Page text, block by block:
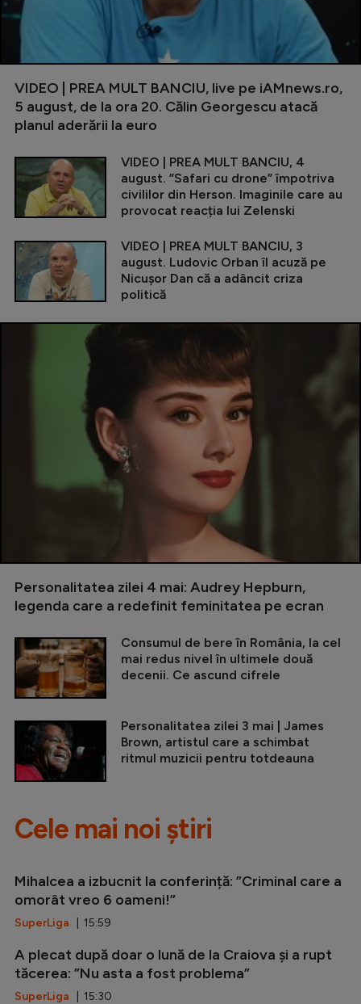
VIDEO | PREA MULT BANCIU, live pe iAMnews.ro,
5 august, de la ora 20. Călin Georgescu atacă
planul aderării la euro
VIDEO | PREA MULT BANCIU, 4
august. ”Safari cu drone” împotriva
civililor din Herson. Imaginile care au
provocat reacția lui Zelenski
VIDEO | PREA MULT BANCIU, 3
august. Ludovic Orban îl acuză pe
Nicușor Dan că a adâncit criza
politică
Personalitatea zilei 4 mai: Audrey Hepburn,
legenda care a redefinit feminitatea pe ecran
Consumul de bere în România, la cel
mai redus nivel în ultimele două
decenii. Ce ascund cifrele
Personalitatea zilei 3 mai | James
Brown, artistul care a schimbat
ritmul muzicii pentru totdeauna
Cele mai noi știri
Mihalcea a izbucnit la conferință: ”Criminal care a
omorât vreo 6 oameni!”
SuperLiga | 15:59
A plecat după doar o lună de la Craiova și a rupt
tăcerea: ”Nu asta a fost problema”
SuperLiga | 15:30